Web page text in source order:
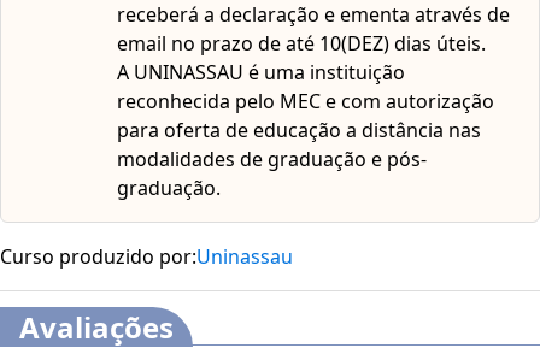
receberá a declaração e ementa através de
email no prazo de até 10(DEZ) dias úteis.
A UNINASSAU é uma instituição
reconhecida pelo MEC e com autorização
para oferta de educação a distância nas
modalidades de graduação e pós-
graduação.
Curso produzido por:Uninassau
Avaliações